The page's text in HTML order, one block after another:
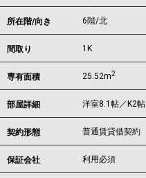
所在階/向き 6階/北
間取り 1K
専有面積 25.52m2
部屋詳細 洋室8.1帖／K2帖
契約形態 普通賃貸借契約
保証会社 利用必須